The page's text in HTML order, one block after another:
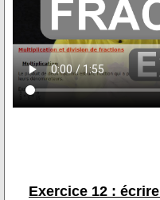
Exercice 12 : écrire